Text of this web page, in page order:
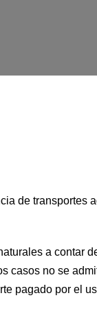
de transportes
a contar
casos no se
pagado por el